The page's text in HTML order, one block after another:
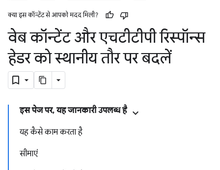
क्या इस कॉन्टेंट से आपको मदद मिली?
वेब कॉन्टेंट और एचटीटीपी रिस्पॉन्स
हेडर को स्थानीय तौर पर बदलें
इस पेज पर, यह जानकारी उपलब्ध है
यह कैसे काम करता है
सीमाएं